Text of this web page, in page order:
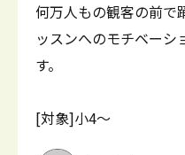
何万人もの観客の前で
ッスンへのモチベーシ
す。
[対象]小4～